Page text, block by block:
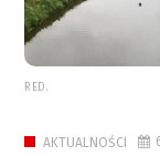
RED.
AKTUALNOŚCI